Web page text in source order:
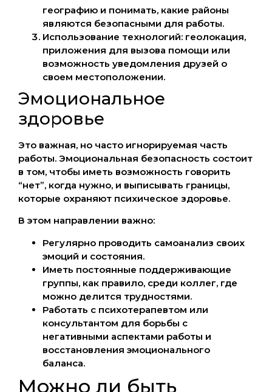
географию и понимать, какие районы
являются безопасными для работы.
Использование технологий: геолокация,
приложения для вызова помощи или
возможность уведомления друзей о
своем местоположении.
Эмоциональное
здоровье
Это важная, но часто игнорируемая часть
работы. Эмоциональная безопасность состоит
в том, чтобы иметь возможность говорить
“нет”, когда нужно, и выписывать границы,
которые охраняют психическое здоровье.
В этом направлении важно:
Регулярно проводить самоанализ своих
эмоций и состояния.
Иметь постоянные поддерживающие
группы, как правило, среди коллег, где
можно делится трудностями.
Работать с психотерапевтом или
консультантом для борьбы с
негативными аспектами работы и
восстановления эмоционального
баланса.
Можно ли быть